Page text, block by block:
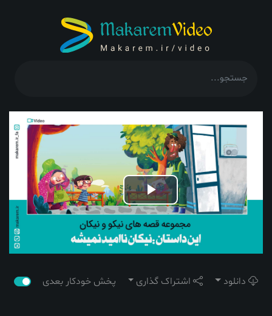
Play
Video
دانلود اشتراک گذاری پخش خودکار بعدی